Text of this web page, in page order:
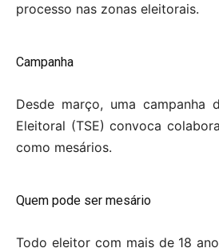
processo nas zonas eleitorais.
Campanha
Desde março, uma campanha
Eleitoral (TSE) convoca
como mesários.
Quem pode ser mesário
Todo eleitor com mais de 18